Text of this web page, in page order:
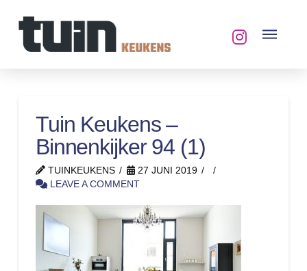
Tuin Keukens –
Binnenkijker 94 (1)
TUINKEUKENS
27 JUNI 2019
LEAVE A COMMENT